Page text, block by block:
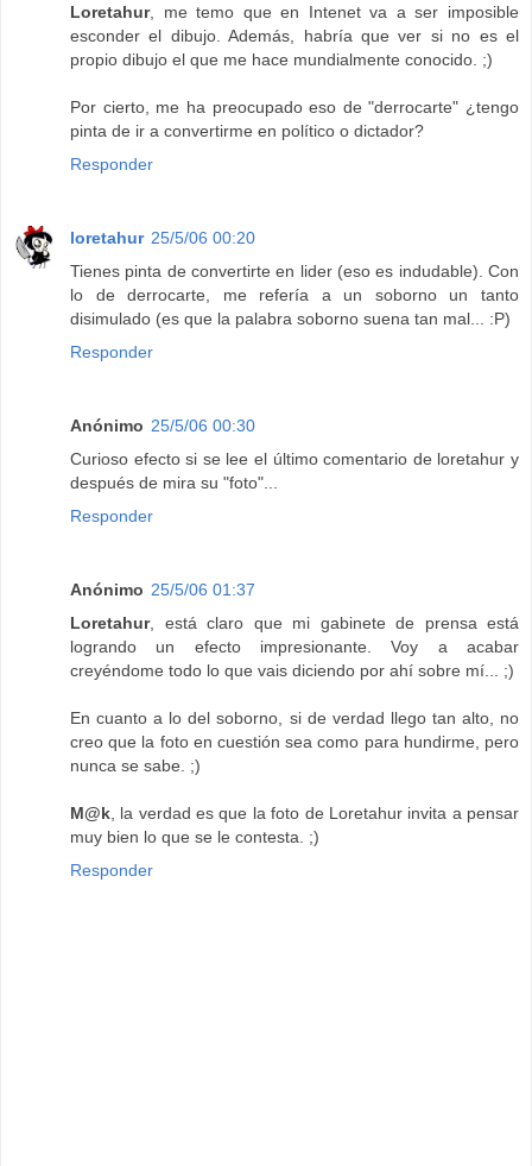
Loretahur, me temo que en Intenet va a ser imposible
esconder el dibujo. Además, habría que ver si no es el
propio dibujo el que me hace mundialmente conocido. ;)
Por cierto, me ha preocupado eso de "derrocarte" ¿tengo
pinta de ir a convertirme en político o dictador?
Responder
loretahur 25/5/06 00:20
Tienes pinta de convertirte en lider (eso es indudable). Con
lo de derrocarte, me refería a un soborno un tanto
disimulado (es que la palabra soborno suena tan mal... :P)
Responder
Anónimo 25/5/06 00:30
Curioso efecto si se lee el último comentario de loretahur y
después de mira su "foto"...
Responder
Anónimo 25/5/06 01:37
Loretahur, está claro que mi gabinete de prensa está
logrando un efecto impresionante. Voy a acabar
creyéndome todo lo que vais diciendo por ahí sobre mí... ;)
En cuanto a lo del soborno, si de verdad llego tan alto, no
creo que la foto en cuestión sea como para hundirme, pero
nunca se sabe. ;)
M@k , la verdad es que la foto de Loretahur invita a pensar
muy bien lo que se le contesta. ;)
Responder